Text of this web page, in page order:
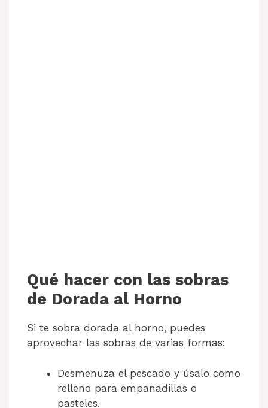
Qué hacer con las sobras
de Dorada al Horno
Si te sobra dorada al horno, puedes
aprovechar las sobras de varias formas:
Desmenuza el pescado y úsalo como
relleno para empanadillas o
pasteles.